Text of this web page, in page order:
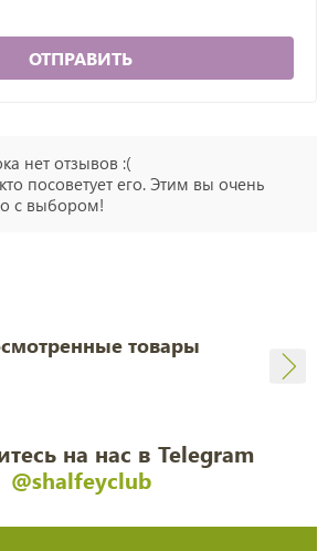
ОТПРАВИТЬ
нет отзывов :(
посоветует его. Этим вы очень
с выбором!
товары
на нас в Telegram
@shalfeyclub